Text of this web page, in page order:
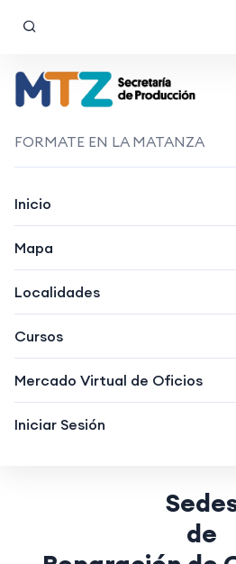
FORMATE EN LA MATANZA
Inicio
Mapa
Localidades
Cursos
Mercado Virtual de Oficios
Iniciar Sesión
de